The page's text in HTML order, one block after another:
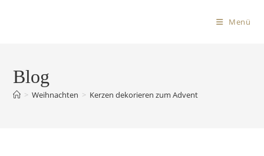
Menü
Blog
> Weihnachten > Kerzen dekorieren zum Advent